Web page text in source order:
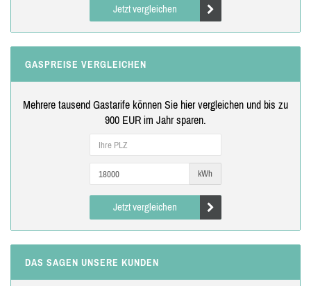
Jetzt vergleichen
GASPREISE VERGLEICHEN
Mehrere tausend Gastarife können Sie hier vergleichen und bis zu
900 EUR im Jahr sparen.
kWh
Jetzt vergleichen
DAS SAGEN UNSERE KUNDEN